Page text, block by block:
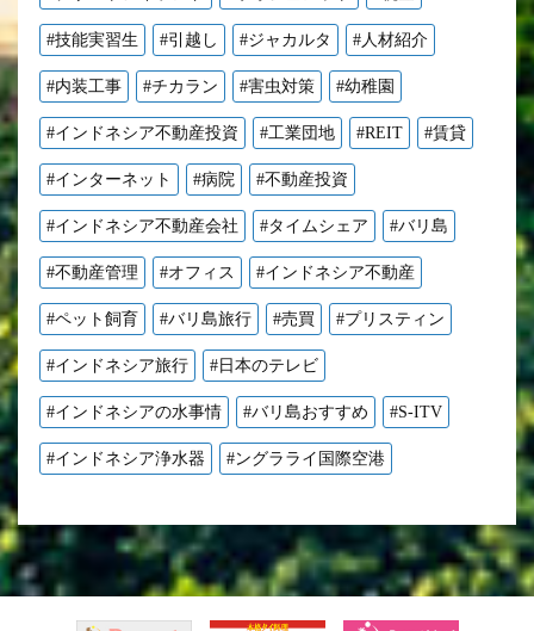
#技能実習生 #引越し #ジャカルタ #人材紹介
#内装工事 #チカラン #害虫対策 #幼稚園
#インドネシア不動産投資 #工業団地 #REIT #賃貸
#インターネット #病院 #不動産投資
#インドネシア不動産会社 #タイムシェア #バリ島
#不動産管理 #オフィス #インドネシア不動産
#ペット飼育 #バリ島旅行 #売買 #プリスティン
#インドネシア旅行 #日本のテレビ
#インドネシアの水事情 #バリ島おすすめ #S-ITV
#インドネシア浄水器 #ングラライ国際空港